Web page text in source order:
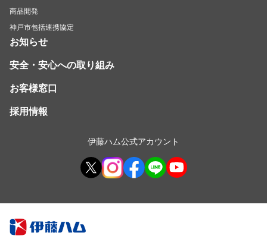
商品開発
神戸市包括連携協定
お知らせ
安全・安心への取り組み
お客様窓口
採用情報
伊藤ハム公式アカウント